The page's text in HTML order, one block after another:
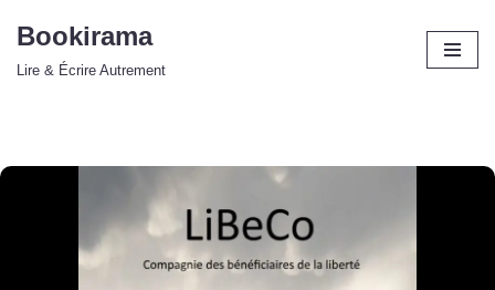
Bookirama
Lire & Écrire Autrement